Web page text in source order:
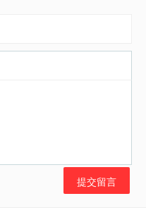
提交留言